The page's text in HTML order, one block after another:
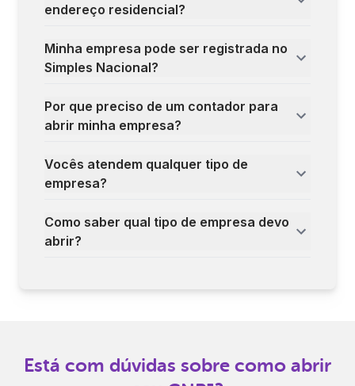
endereço residencial?
Minha empresa pode ser registrada no
Simples Nacional?
Por que preciso de um contador para
abrir minha empresa?
Vocês atendem qualquer tipo de
empresa?
Como saber qual tipo de empresa devo
abrir?
Está com dúvidas sobre como abrir